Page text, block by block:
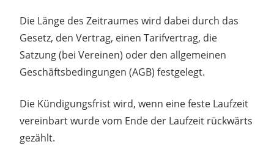
Die Länge des Zeitraumes wird dabei durch das
Gesetz, den Vertrag, einen Tarifvertrag, die
Satzung (bei Vereinen) oder den allgemeinen
Geschäftsbedingungen (AGB) festgelegt.
Die Kündigungsfrist wird, wenn eine feste Laufzeit
vereinbart wurde vom Ende der Laufzeit rückwärts
gezählt.